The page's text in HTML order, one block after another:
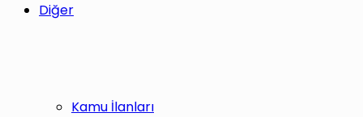
Diğer
Kamu İlanları